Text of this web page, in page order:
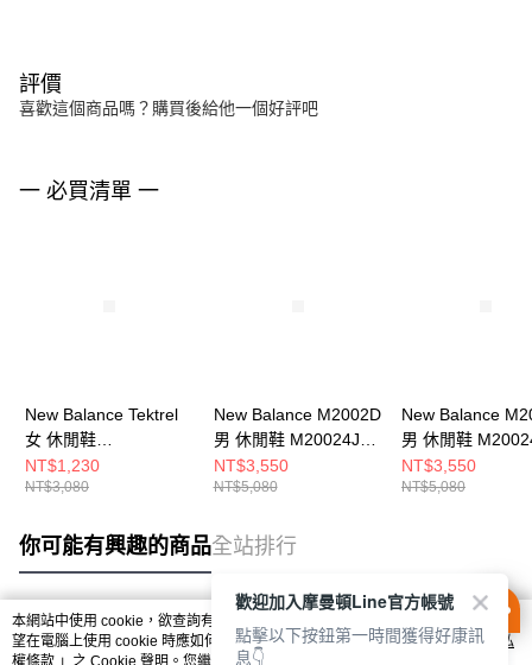
評價
喜歡這個商品嗎？購買後給他一個好評吧
一 必買清單 一
New Balance Tektrel
女 休閒鞋
WTTTRLK1-D
NT$1,230
NT$3,080
New Balance M2002D
男 休閒鞋 M20024J7-
D
NT$3,550
NT$5,080
New Balance
男 休閒鞋
D
NT$3,550
NT$5,080
你可能有興趣的商品全站排行
熱門標籤
本網站中使用 cookie，欲查詢有關本網站使用 cookie 方式之詳情，及若您不希
望在電腦上使用 cookie 時應如何變更電腦的 cookie 設定，請參閱本網站「
隱私
權條款 」之 Cookie 聲明。您繼續使用本網站即表示您同意本公司得按本網站使
歡迎加入摩曼頓Line官方帳號
點擊以下按鈕第一時間獲得好康訊
息👇